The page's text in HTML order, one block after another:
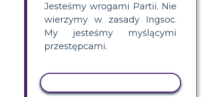
Jesteśmy wrogami Partii. Nie
wierzymy w zasady Ingsoc.
My jesteśmy myślącymi
przestępcami.